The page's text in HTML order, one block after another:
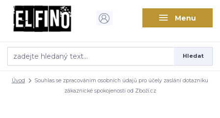
Menu
Hledat
Úvod
Souhlas se zpracováním osobních údajů pro účely zaslání dotazníku
zákaznické spokojenosti od Zboží.cz